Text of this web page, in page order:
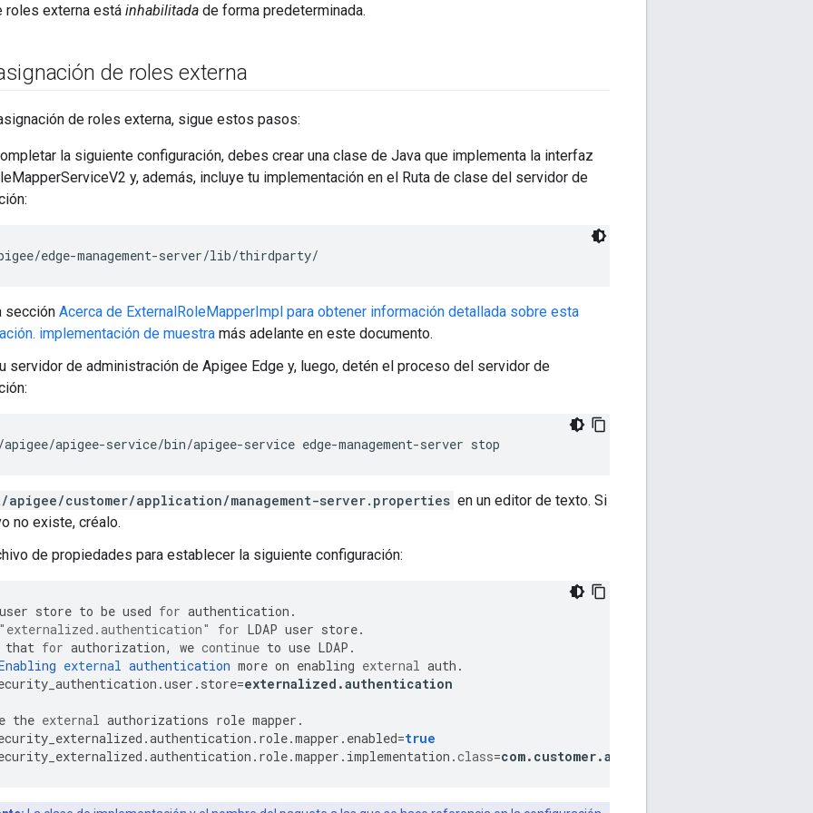
roles externa está inhabilitada de forma predeterminada.
de roles externa
de roles externa, sigue estos pasos:
la siguiente configuración, debes crear una clase de Java que implementa la interfaz
y, además, incluye tu implementación en el Ruta de clase del servidor de
edge-management-server/lib/thirdparty/
sección Acerca de ExternalRoleMapperImpl para obtener información detallada sobre esta
implementación de muestra más adelante en este documento.
servidor de administración de Apigee Edge y, luego, detén el proceso del servidor de
apigee-service/bin/apigee-service edge-management-server stop
customer/application/management-server.properties en un editor de texto. Si
no existe, créalo.
de propiedades para establecer la siguiente configuración:
user store to be used for authentication .
for LDAP user store.
that for authorization, we continue to use LDAP .
external authentication more on enabling external auth .
.user . store=externalized .authentication
the external authorizations role mapper .
.authentication . role.mapper . enabled=true
.authentication . role.mapper . implementation .class=com. customer.authorization